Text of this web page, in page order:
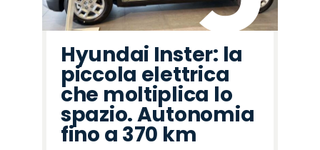
Hyundai Inster: la
piccola elettrica
che moltiplica lo
spazio. Autonomia
fino a 370 km